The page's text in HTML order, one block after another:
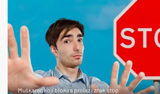
Muškarac koji blokira prolaz i znak stop